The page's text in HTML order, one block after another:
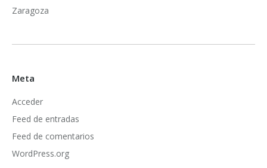
Zaragoza
Meta
Acceder
Feed de entradas
Feed de comentarios
WordPress.org